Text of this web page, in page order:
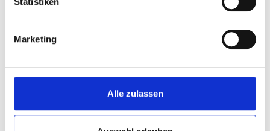
Marketing
Alle zulassen
Lebensqualität zu verbessern und die gesellschaftliche Teilhabe
nachhaltig zu stärken. Das Projekt wird in enger Abstimmung
regelmäßig überprüft.
Mit dem Engagement von pro wohnen setzt Oberhausen
lebendig gestaltet und Menschen dort erreicht, wo sie leben.